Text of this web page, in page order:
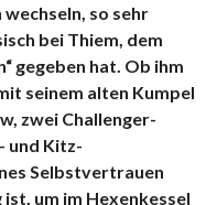
so sehr
bei Thiem, dem
gegeben hat. Ob ihm
seinem alten Kumpel
zwei Challenger-
und Kitz-
Selbstvertrauen
um im Hexenkessel